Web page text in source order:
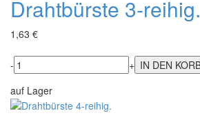
Drahtbürste 3-reihig.
1,63 €
-
+
auf Lager